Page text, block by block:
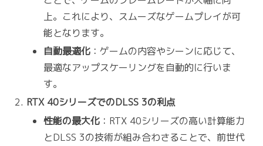
上。これにより、スムーズなゲームプレイが可
能となります。
自動最適化 ：ゲームの内容やシーンに応じて、
最適なアップスケーリングを自動的に行いま
す。
RTX 40シリーズでのDLSS 3の利点
性能の最大化 ：RTX 40シリーズの高い計算能力
とDLSS 3の技術が組み合わさることで、前世代